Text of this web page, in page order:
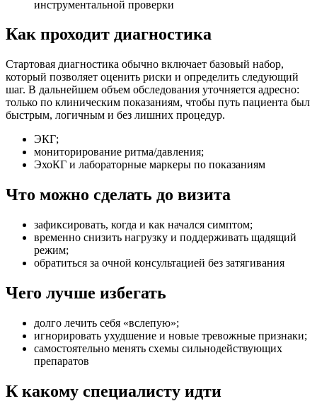
инструментальной проверки
Как проходит диагностика
Стартовая диагностика обычно включает базовый набор,
который позволяет оценить риски и определить следующий
шаг. В дальнейшем объем обследования уточняется адресно:
только по клиническим показаниям, чтобы путь пациента был
быстрым, логичным и без лишних процедур.
ЭКГ;
мониторирование ритма/давления;
ЭхоКГ и лабораторные маркеры по показаниям
Что можно сделать до визита
зафиксировать, когда и как начался симптом;
временно снизить нагрузку и поддерживать щадящий
режим;
обратиться за очной консультацией без затягивания
Чего лучше избегать
долго лечить себя «вслепую»;
игнорировать ухудшение и новые тревожные признаки;
самостоятельно менять схемы сильнодействующих
препаратов
К какому специалисту идти